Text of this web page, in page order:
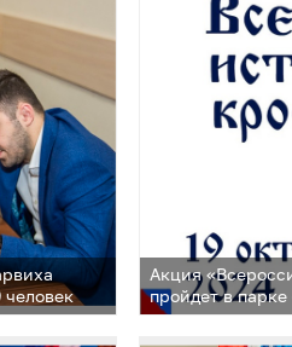
Акция
пройдет в